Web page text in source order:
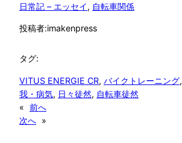
日常記 – エッセイ, 自転車関係
投稿者:imakenpress
タグ:
VITUS ENERGIE CR, バイクトレーニング,
我・病気, 日々徒然, 自転車徒然
« 前へ
次へ »